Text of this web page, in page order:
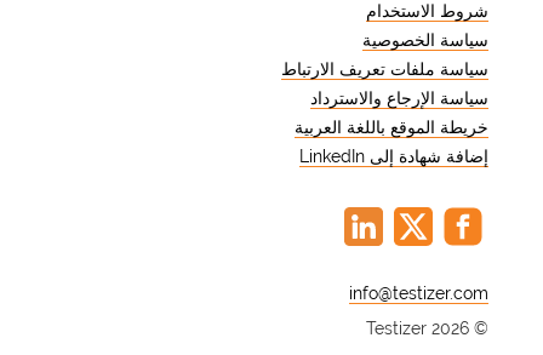
شروط الاستخدام
سياسة الخصوصية
سياسة ملفات تعريف الارتباط
سياسة الإرجاع والاسترداد
خريطة الموقع باللغة العربية
إضافة شهادة إلى LinkedIn
@
© Testizer 2026